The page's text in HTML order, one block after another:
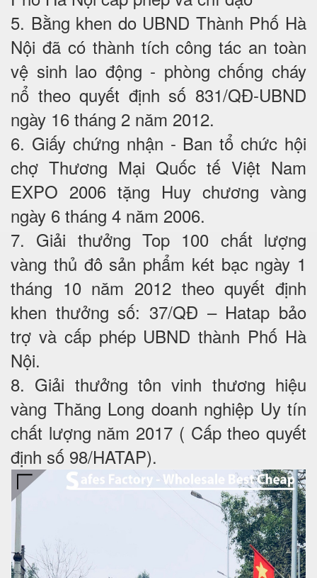
5. Bằng khen do UBND Thành Phố Hà
Nội đã có thành tích công tác an toàn
vệ sinh lao động - phòng chống cháy
nổ theo quyết định số 831/QĐ-UBND
ngày 16 tháng 2 năm 2012.
6. Giấy chứng nhận - Ban tổ chức hội
chợ Thương Mại Quốc tế Việt Nam
EXPO 2006 tặng Huy chương vàng
ngày 6 tháng 4 năm 2006.
7. Giải thưởng Top 100 chất lượng
vàng thủ đô sản phẩm két bạc ngày 1
tháng 10 năm 2012 theo quyết định
khen thưởng số: 37/QĐ – Hatap bảo
trợ và cấp phép UBND thành Phố Hà
Nội.
8. Giải thưởng tôn vinh thương hiệu
vàng Thăng Long doanh nghiệp Uy tín
chất lượng năm 2017 ( Cấp theo quyết
định số 98/HATAP).